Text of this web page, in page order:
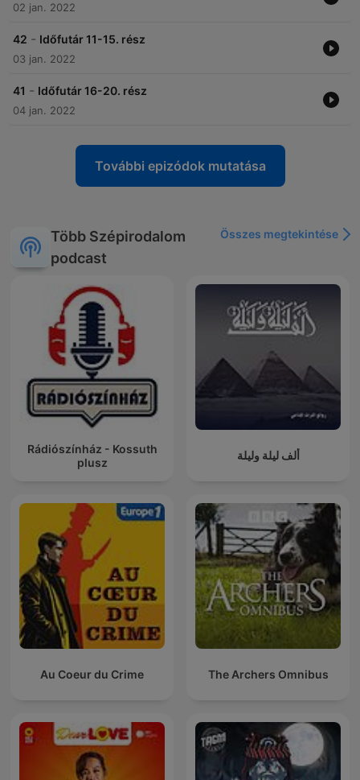
02 jan. 2022
42 - Időfutár 11-15. rész
03 jan. 2022
41 - Időfutár 16-20. rész
04 jan. 2022
További epizódok mutatása
Több Szépirodalom
podcast
Összes megtekintése
Rádiószínház - Kossuth
plusz
ألف ليلة وليلة
Au Coeur du Crime The Archers Omnibus